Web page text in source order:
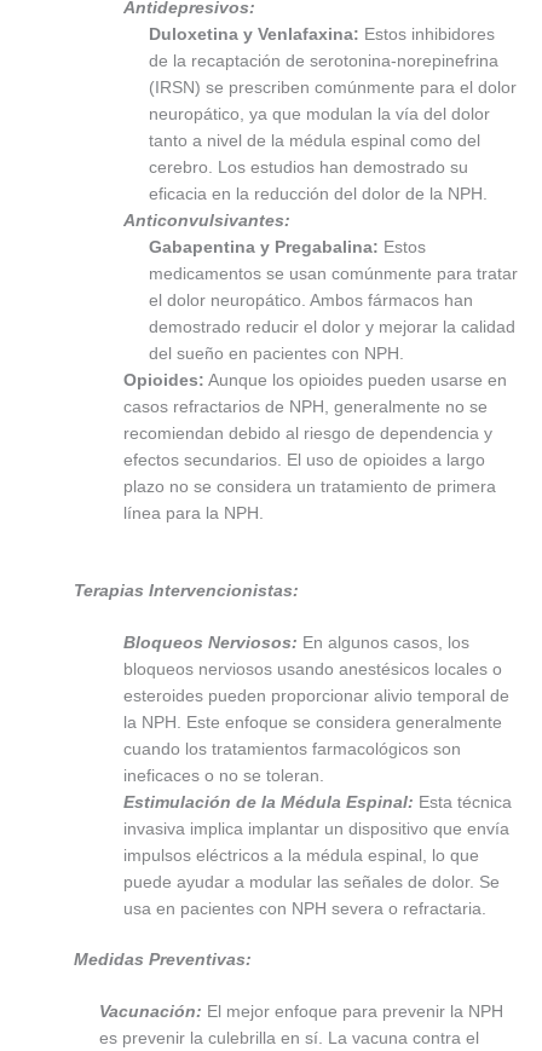
Antidepresivos:
Duloxetina y Venlafaxina: Estos inhibidores
de la recaptación de serotonina-norepinefrina
(IRSN) se prescriben comúnmente para el dolor
neuropático, ya que modulan la vía del dolor
tanto a nivel de la médula espinal como del
cerebro. Los estudios han demostrado su
eficacia en la reducción del dolor de la NPH.
Anticonvulsivantes:
Gabapentina y Pregabalina: Estos
medicamentos se usan comúnmente para tratar
el dolor neuropático. Ambos fármacos han
demostrado reducir el dolor y mejorar la calidad
del sueño en pacientes con NPH.
Opioides: Aunque los opioides pueden usarse en
casos refractarios de NPH, generalmente no se
recomiendan debido al riesgo de dependencia y
efectos secundarios. El uso de opioides a largo
plazo no se considera un tratamiento de primera
línea para la NPH.
Terapias Intervencionistas:
Bloqueos Nerviosos: En algunos casos, los
bloqueos nerviosos usando anestésicos locales o
esteroides pueden proporcionar alivio temporal de
la NPH. Este enfoque se considera generalmente
cuando los tratamientos farmacológicos son
ineficaces o no se toleran.
Estimulación de la Médula Espinal: Esta técnica
invasiva implica implantar un dispositivo que envía
impulsos eléctricos a la médula espinal, lo que
puede ayudar a modular las señales de dolor. Se
usa en pacientes con NPH severa o refractaria.
Medidas Preventivas:
Vacunación: El mejor enfoque para prevenir la NPH
es prevenir la culebrilla en sí. La vacuna contra el